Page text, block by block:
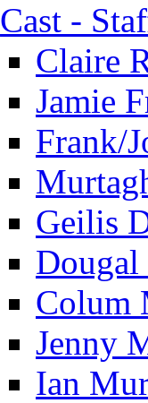
Cast -
Claire
Jamie
Frank/
Geilis
Colum
Jenny
Ian